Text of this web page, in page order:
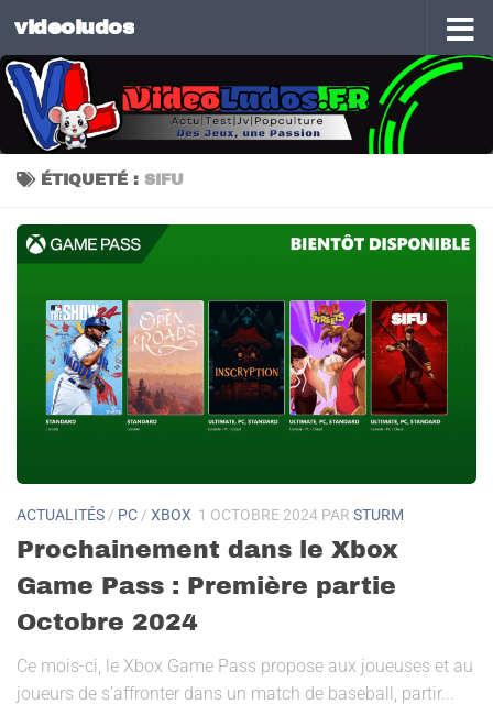
Skip to content
videoludos
ÉTIQUETÉ : SIFU
ACTUALITÉS / PC / XBOX 1 OCTOBRE 2024 PAR STURM
Prochainement dans le Xbox
Game Pass : Première partie
Octobre 2024
Ce mois-ci, le Xbox Game Pass propose aux joueuses et au
joueurs de s’affronter dans un match de baseball, partir...